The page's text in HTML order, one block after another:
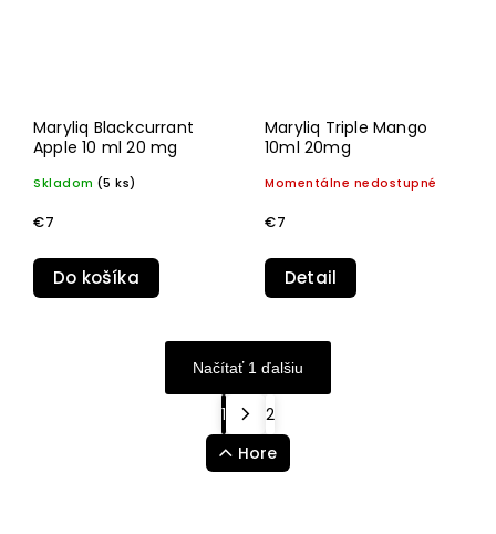
Maryliq Blackcurrant
Apple 10 ml 20 mg
Skladom (5 ks)
€7
Do košíka
Maryliq Triple Mango
10ml 20mg
Momentálne nedostupné
€7
Detail
Načítať 1 ďalšiu
1
2
Hore